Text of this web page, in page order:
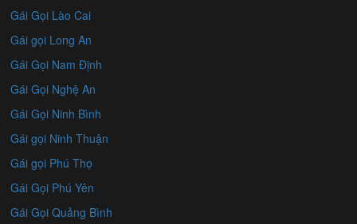
Gái Gọi Lào Cai
Gái gọi Long An
Gái Gọi Nam Định
Gái Gọi Nghệ An
Gái Gọi Ninh Bình
Gái gọi Ninh Thuận
Gái gọi Phú Thọ
Gái Gọi Phú Yên
Gái Gọi Quảng Bình